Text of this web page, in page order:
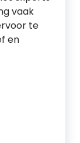
vaak
te
en